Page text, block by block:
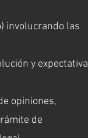
involucrando las
y expectativa
opiniones,
de